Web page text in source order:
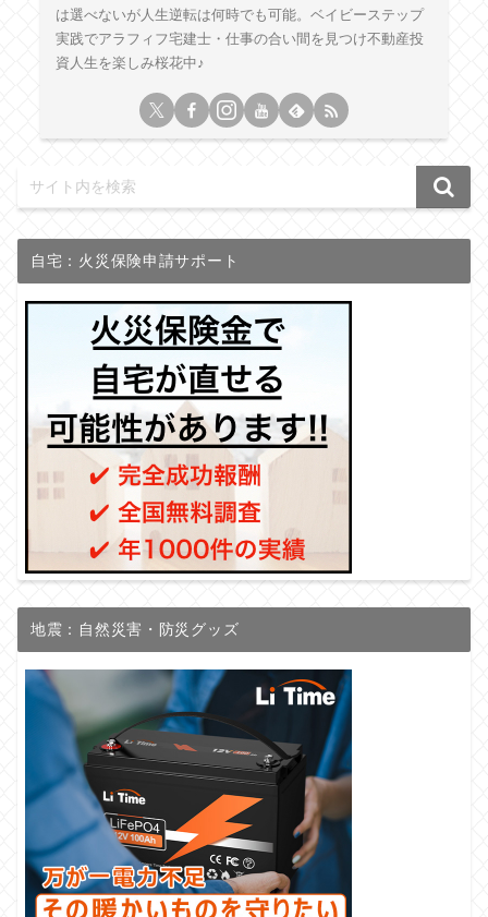
は選べないが人生逆転は何時でも可能。ベイビーステップ
実践でアラフィフ宅建士・仕事の合い間を見つけ不動産投
資人生を楽しみ桜花中♪
自宅：火災保険申請サポート
地震：自然災害・防災グッズ